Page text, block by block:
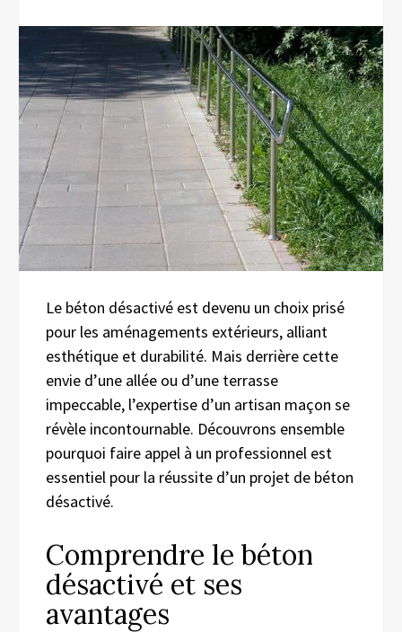
Le béton désactivé est devenu un choix prisé
pour les aménagements extérieurs, alliant
esthétique et durabilité. Mais derrière cette
envie d’une allée ou d’une terrasse
impeccable, l’expertise d’un artisan maçon se
révèle incontournable. Découvrons ensemble
pourquoi faire appel à un professionnel est
essentiel pour la réussite d’un projet de béton
désactivé.
Comprendre le béton
désactivé et ses
avantages